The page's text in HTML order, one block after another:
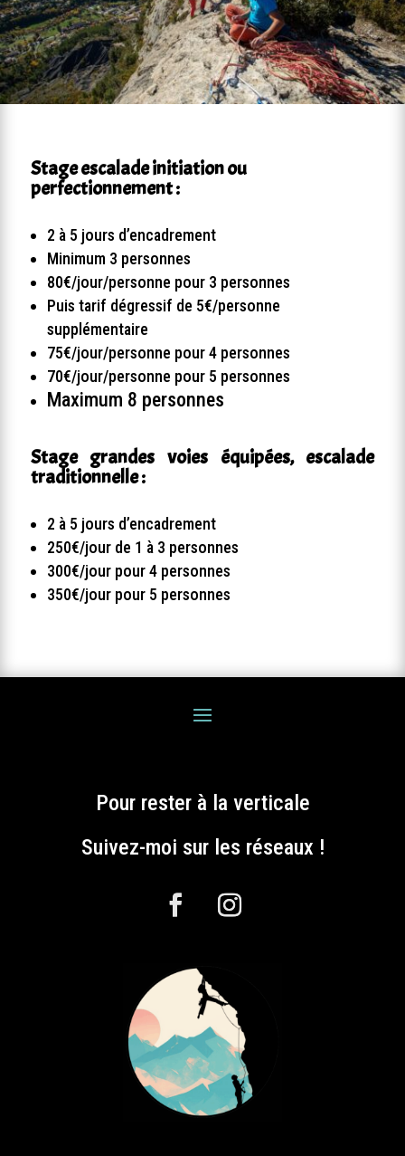
Stage escalade initiation ou
perfectionnement :
2 à 5 jours d’encadrement
Minimum 3 personnes
80€/jour/personne pour 3 personnes
Puis tarif dégressif de 5€/personne
supplémentaire
75€/jour/personne pour 4 personnes
70€/jour/personne pour 5 personnes
Maximum 8 personnes
Stage grandes voies équipées, escalade
traditionnelle :
2 à 5 jours d’encadrement
250€/jour de 1 à 3 personnes
300€/jour pour 4 personnes
350€/jour pour 5 personnes
Pour rester à la verticale
Suivez-moi sur les réseaux !